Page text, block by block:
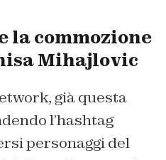
la commozione
Mihajlovic
già questa
l’hashtag
personaggi del